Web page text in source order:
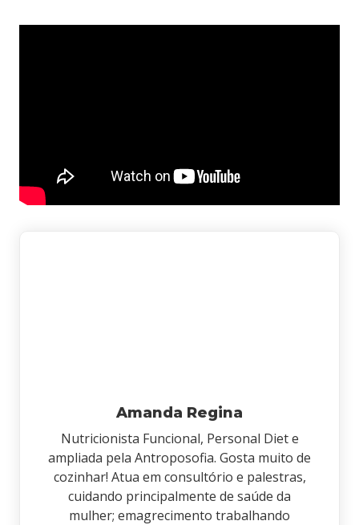
Amanda Regina
Nutricionista Funcional, Personal Diet e
ampliada pela Antroposofia. Gosta muito de
cozinhar! Atua em consultório e palestras,
cuidando principalmente de saúde da
mulher; emagrecimento trabalhando